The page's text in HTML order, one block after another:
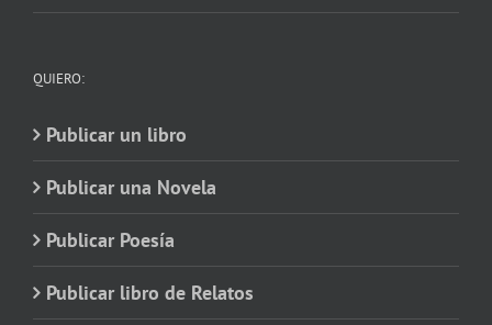
QUIERO:
Publicar un libro
Publicar una Novela
Publicar Poesía
Publicar libro de Relatos